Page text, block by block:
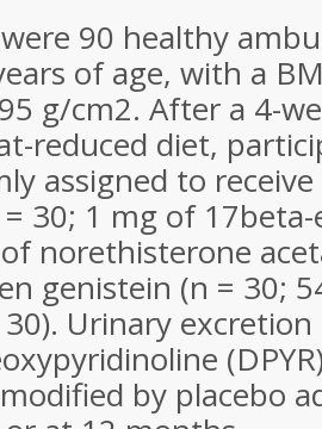
90 healthy
of age, with a
g/cm2. After a 4-
reduced diet,
assigned to
30; 1 mg of
norethisterone
genistein (n = 30;
Urinary
by placebo